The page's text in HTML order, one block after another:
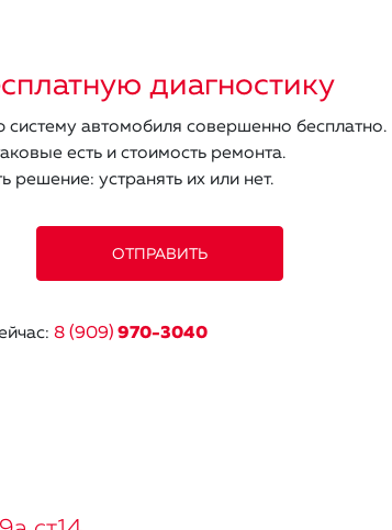
диагностику
автомобиля совершенно бесплатно.
есть и стоимость ремонта.
решение: устранять их или нет.
8 (909) 970-3040